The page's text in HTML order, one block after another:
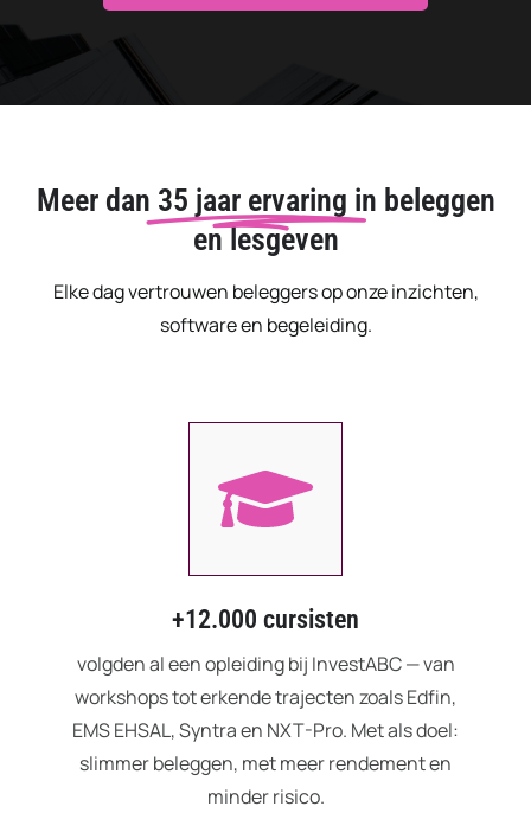
Meer dan 35 jaar ervaring in beleggen
en lesgeven
Elke dag vertrouwen beleggers op onze inzichten,
software en begeleiding.
+12.000 cursisten
volgden al een opleiding bij InvestABC — van
workshops tot erkende trajecten zoals Edfin,
EMS EHSAL, Syntra en NXT-Pro. Met als doel:
slimmer beleggen, met meer rendement en
minder risico.